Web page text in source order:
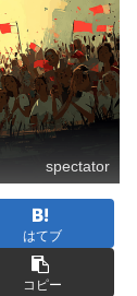
spectator
はてブ
コピー